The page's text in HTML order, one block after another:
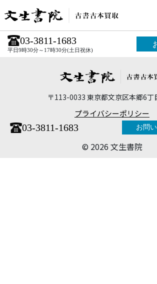
03-3811-1683
平日9時30分～17時30分(土日祝休)
〒113-0033 東京都文京区本郷6丁
プライバシーポリシー
03-3811-1683 お問
©︎ 2026 文生書院